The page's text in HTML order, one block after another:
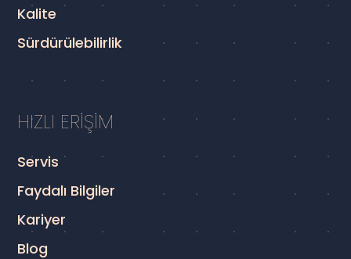
Kalite
Sürdürülebilirlik
HIZLI ERİŞİM
Servis
Faydalı Bilgiler
Kariyer
Blog